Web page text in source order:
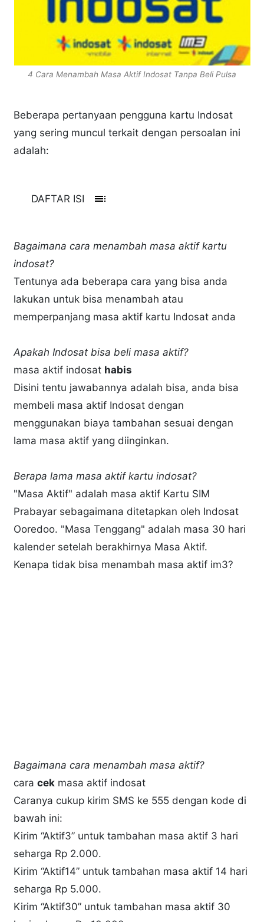
4 Cara Menambah Masa Aktif Indosat Tanpa Beli Pulsa
Beberapa pertanyaan pengguna kartu Indosat
yang sering muncul terkait dengan persoalan ini
adalah:
DAFTAR ISI toc
Bagaimana cara menambah masa aktif kartu
indosat?
Tentunya ada beberapa cara yang bisa anda
lakukan untuk bisa menambah atau
memperpanjang masa aktif kartu Indosat anda
Apakah Indosat bisa beli masa aktif?
masa aktif indosat habis
Disini tentu jawabannya adalah bisa, anda bisa
membeli masa aktif Indosat dengan
menggunakan biaya tambahan sesuai dengan
lama masa aktif yang diinginkan.
Berapa lama masa aktif kartu indosat?
"Masa Aktif" adalah masa aktif Kartu SIM
Prabayar sebagaimana ditetapkan oleh Indosat
Ooredoo. "Masa Tenggang" adalah masa 30 hari
kalender setelah berakhirnya Masa Aktif.
Kenapa tidak bisa menambah masa aktif im3?
Bagaimana cara menambah masa aktif?
caracek masa aktif indosat
Caranya cukup kirim SMS ke 555 dengan kode di
bawah ini:
Kirim “Aktif3” untuk tambahan masa aktif 3 hari
seharga Rp 2.000.
Kirim “Aktif14” untuk tambahan masa aktif 14 hari
seharga Rp 5.000.
Kirim “Aktif30” untuk tambahan masa aktif 30